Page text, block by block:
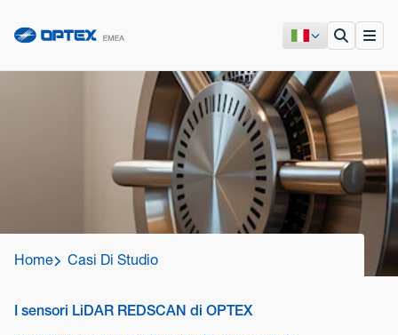
Home Casi Di Studio
I sensori LiDAR REDSCAN di OPTEX